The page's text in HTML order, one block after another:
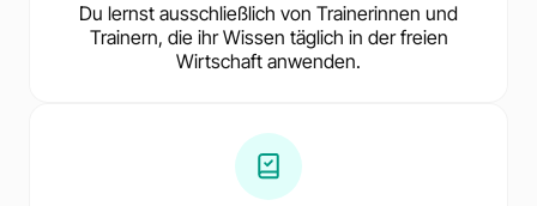
Du lernst ausschließlich von Trainerinnen und
Trainern, die ihr Wissen täglich in der freien
Wirtschaft anwenden.